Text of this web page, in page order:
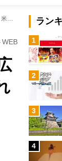
中国が実施する「レアメタル輸出規制」の広範な影響 米国は対中強硬策の転換を迫られる
WEB
ラン
1
2
3
4